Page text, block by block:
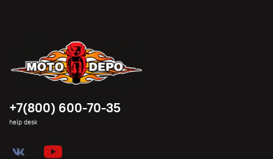
+7(800) 600-70-35
help desk